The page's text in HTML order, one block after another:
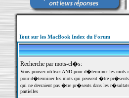
Tout sur les MacBook Index du Forum
Recherche par mots-cl�s:
Vous pouvez utiliserANDpour d�terminer les mots
pour d�terminer les mots qui peuvent �tre
qui ne devraient pas �tre pr�sents dans les
partielles